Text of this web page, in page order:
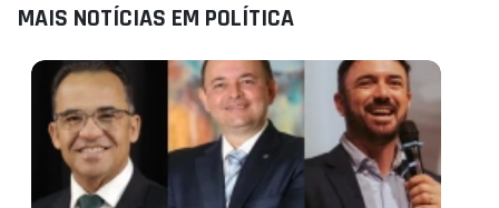
MAIS NOTÍCIAS EM POLÍTICA